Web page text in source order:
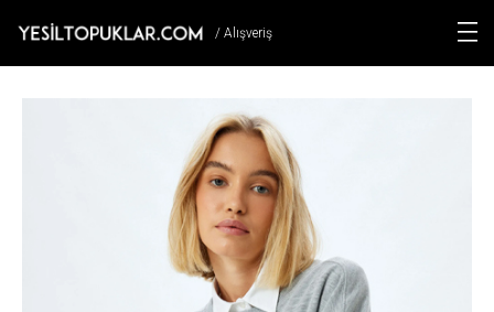
/ Alışveriş